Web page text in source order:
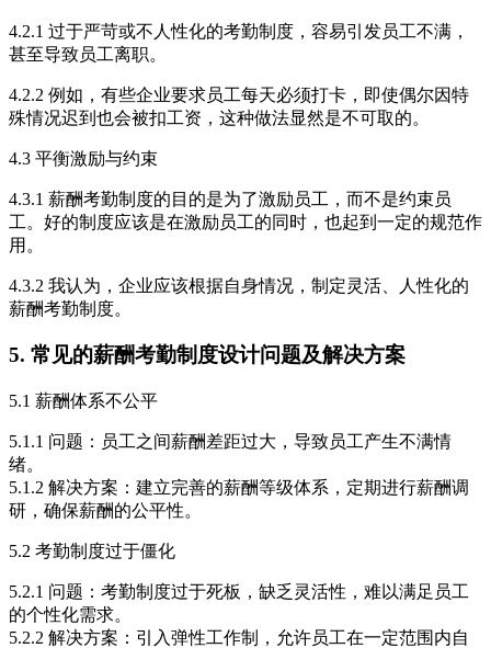
4.2.1 过于严苛或不人性化的考勤制度，容易引发员工不满，
甚至导致员工离职。
4.2.2 例如，有些企业要求员工每天必须打卡，即使偶尔因特
殊情况迟到也会被扣工资，这种做法显然是不可取的。
4.3 平衡激励与约束
4.3.1 薪酬考勤制度的目的是为了激励员工，而不是约束员
工。好的制度应该是在激励员工的同时，也起到一定的规范作
用。
4.3.2 我认为，企业应该根据自身情况，制定灵活、人性化的
薪酬考勤制度。
5. 常见的薪酬考勤制度设计问题及解决方案
5.1 薪酬体系不公平
5.1.1 问题：员工之间薪酬差距过大，导致员工产生不满情
绪。
5.1.2 解决方案：建立完善的薪酬等级体系，定期进行薪酬调
研，确保薪酬的公平性。
5.2 考勤制度过于僵化
5.2.1 问题：考勤制度过于死板，缺乏灵活性，难以满足员工
的个性化需求。
5.2.2 解决方案：引入弹性工作制，允许员工在一定范围内自